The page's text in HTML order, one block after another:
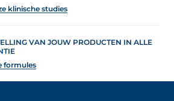
klinische studies
VAN JOUW PRODUCTEN IN ALLE
formules